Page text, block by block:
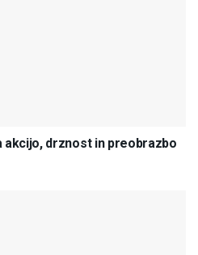
akcijo, drznost in preobrazbo